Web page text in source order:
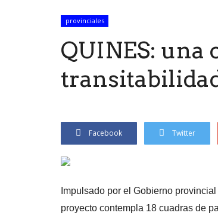
provinciales
QUINES: una
Facebook Twitter
Impulsado por el Gobierno
proyecto contempla 18 cuadras de